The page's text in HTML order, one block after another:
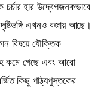
চর্চার হার উদ্বেগজনকভাবে
এখনও বজায় আছে।
বিষয়ে যৌক্তিক
কমে গেছে এবং আরো
কিছু পাঠ্যপুস্তকের